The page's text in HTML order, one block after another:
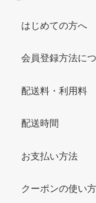
はじめての方へ
会員登録方法に
配送料・利用料
配送時間
お支払い方法
クーポンの使い方